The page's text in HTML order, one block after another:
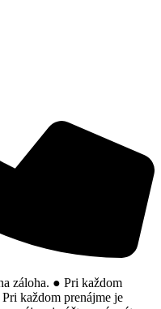
záloha. ● Pri každom
Pri každom prenájme je